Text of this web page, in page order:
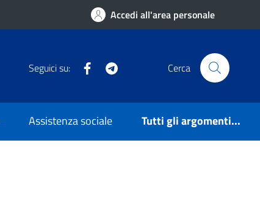
Accedi all'area personale
Seguici su: Facebook Cerca
Assistenza sociale Tutti gli argomenti...